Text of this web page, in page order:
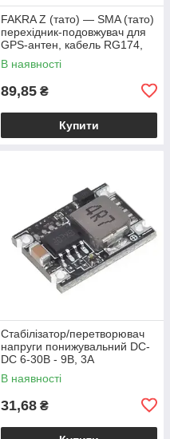
FAKRA Z (тато) — SMA (тато)
перехідник-подовжувач для
GPS-антен, кабель RG174,
15 см
В наявності
89,85 ₴
Купити
Стабілізатор/перетворювач
напруги понижувальний DC-
DC 6-30В - 9В, 3А
В наявності
31,68 ₴